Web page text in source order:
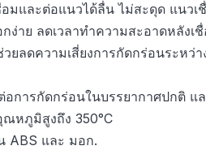
มและต่อแนวได้ลื่น ไม่สะดุด แนวเชื่
ง่าย ลดเวลาทำความสะอาดหลังเ
ยลดความเสี่ยงการกัดกร่อนระหว่
อการกัดกร่อนในบรรยากาศปกติ แ
ณหภูมิสูงถึง 350°C
ABS และ มอก.